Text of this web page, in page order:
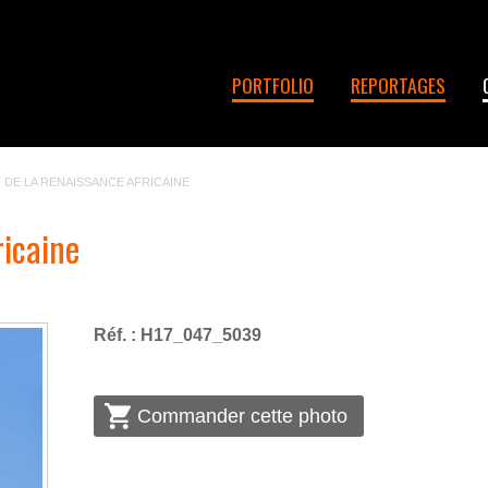
PORTFOLIO REPORTAGES
LA RENAISSANCE AFRICAINE
Réf. : H17_047_5039
Commander cette photo